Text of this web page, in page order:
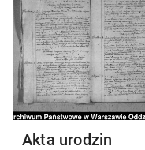
Akta urodzin